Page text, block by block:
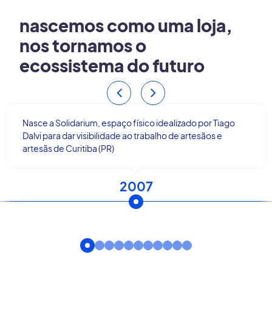
nascemos como uma loja,
nos tornamos o
ecossistema do futuro
Nasce a Solidarium, espaço físico idealizado por Tiago
Dalvi para dar visibilidade ao trabalho de artesãos e
artesãs de Curitiba (PR)
2007